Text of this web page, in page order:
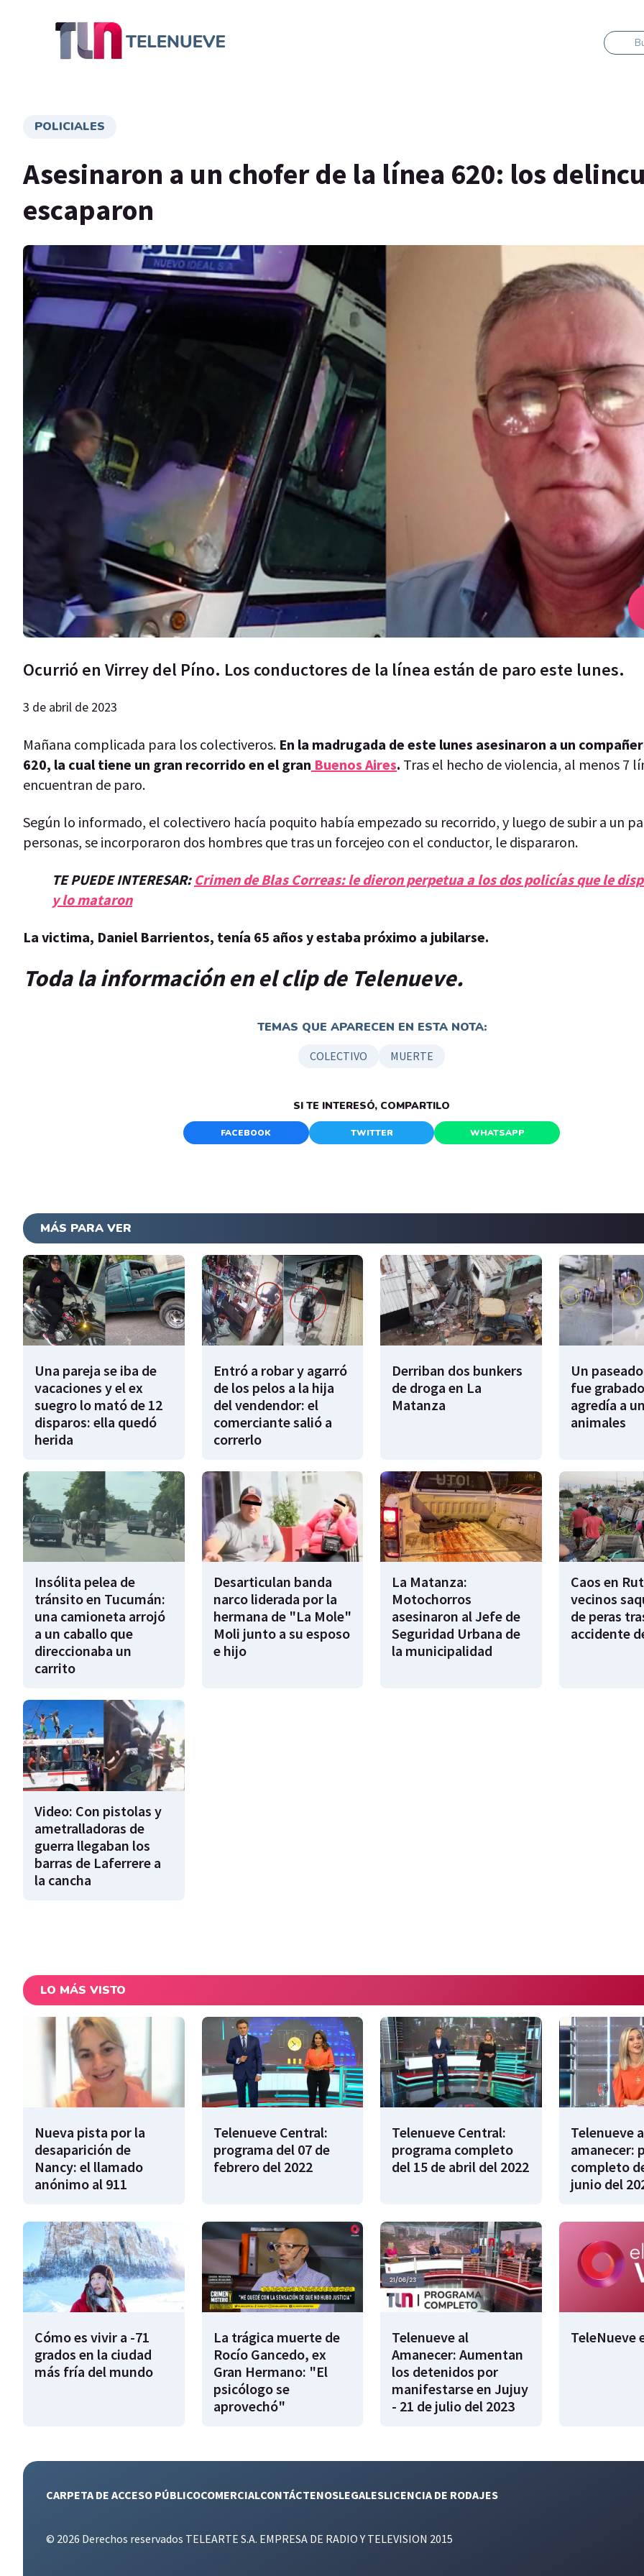
POLICIALES
Asesinaron a un chofer de la línea 620: los
escaparon
Ocurrió en Virrey del Píno. Los conductores de la línea están de paro este lunes.
3 de abril de 2023
Mañana complicada para los colectiveros. En la madrugada de este lunes asesinaron a un
620, la cual tiene un gran recorrido en el gran Buenos Aires. Tras el hecho de violencia, al menos 7
encuentran de paro.
Según lo informado, el colectivero hacía poquito había empezado su recorrido, y luego de subir a un
personas, se incorporaron dos hombres que tras un forcejeo con el conductor, le dispararon.
TE PUEDE INTERESAR: Crimen de Blas Correas: le dieron perpetua a los dos policías que le
y lo mataron
La victima, Daniel Barrientos, tenía 65 años y estaba próximo a jubilarse.
Toda la información en el clip de Telenueve.
TEMAS QUE APARECEN EN ESTA NOTA:
COLECTIVO MUERTE
SI TE INTERESÓ, COMPARTILO
FACEBOOK TWITTER WHATSAPP
MÁS PARA VER
Una pareja se iba de
vacaciones y el ex
suegro lo mató de 12
disparos: ella quedó
herida
Entró a robar y agarró
de los pelos a la hija
del vendendor: el
comerciante salió a
correrlo
Derriban dos bunkers
de droga en La
Matanza
Un
fue
agredía a
animales
Insólita pelea de
tránsito en Tucumán:
una camioneta arrojó
a un caballo que
direccionaba un
carrito
Desarticulan banda
narco liderada por la
hermana de "La Mole"
Moli junto a su esposo
e hijo
La Matanza:
Motochorros
asesinaron al Jefe de
Seguridad Urbana de
la municipalidad
Caos en
vecinos
de peras
accidente
Video: Con pistolas y
ametralladoras de
guerra llegaban los
barras de Laferrere a
la cancha
LO MÁS VISTO
Nueva pista por la
desaparición de
Nancy: el llamado
anónimo al 911
Telenueve Central:
programa del 07 de
febrero del 2022
Telenueve Central:
programa completo
del 15 de abril del 2022
Telenueve
amanecer:
completo
junio del
Cómo es vivir a -71
grados en la ciudad
más fría del mundo
La trágica muerte de
Rocío Gancedo, ex
Gran Hermano: "El
psicólogo se
aprovechó"
Telenueve al
Amanecer: Aumentan
los detenidos por
manifestarse en Jujuy
- 21 de julio del 2023
TeleNueve
CARPETA DE ACCESO PÚBLICOCOMERCIALCONTÁCTENOSLEGALESLICENCIA DE RODAJES
© 2026 Derechos reservados TELEARTE S.A. EMPRESA DE RADIO Y TELEVISION 2015